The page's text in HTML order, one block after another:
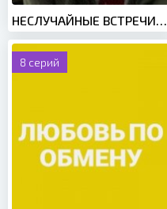
НЕСЛУЧАЙНЫЕ ВСТРЕЧИ (2019)
8 серий